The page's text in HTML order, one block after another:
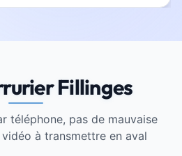
Fillinges
téléphone, pas de mauvaise
à transmettre en aval